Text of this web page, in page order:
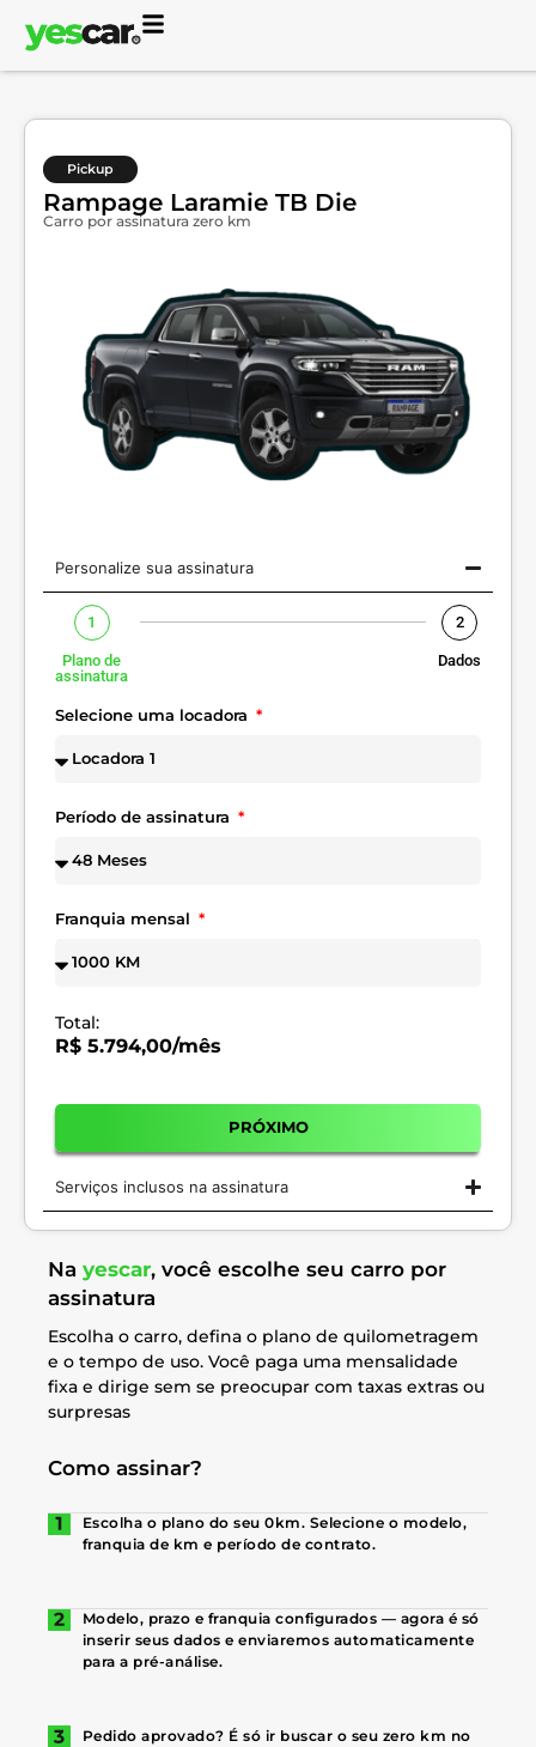
Pickup
Rampage Laramie TB Die
Carro por assinatura zero km
Personalize sua assinatura
1
Plano de
assinatura
2
Dados
Selecione uma locadora
Período de assinatura
Franquia mensal
Total:
R$ 5.794,00/mês
PRÓXIMO
Serviços inclusos na assinatura
Na yescar, você escolhe seu carro por
assinatura
Escolha o carro, defina o plano de quilometragem
e o tempo de uso. Você paga uma mensalidade
fixa e dirige sem se preocupar com taxas extras ou
surpresas
Como assinar?
Escolha o plano do seu 0km. Selecione o modelo,
franquia de km e período de contrato.
Modelo, prazo e franquia configurados — agora é só
inserir seus dados e enviaremos automaticamente
para a pré-análise.
Pedido aprovado? É só ir buscar o seu zero km no